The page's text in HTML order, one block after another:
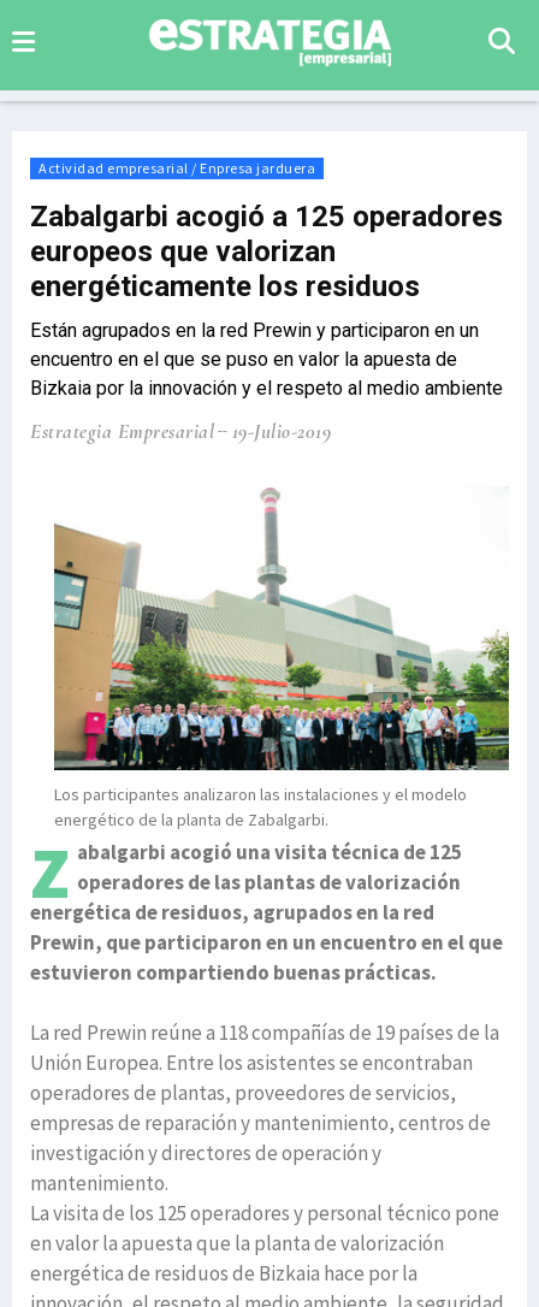
Actividad empresarial / Enpresa jarduera
Zabalgarbi acogió a 125 operadores
europeos que valorizan
energéticamente los residuos
Están agrupados en la red Prewin y participaron en un
encuentro en el que se puso en valor la apuesta de
Bizkaia por la innovación y el respeto al medio ambiente
Estrategia Empresarial 19-Julio-2019
Los participantes analizaron las instalaciones y el modelo
energético de la planta de Zabalgarbi.
Z abalgarbi acogió una visita técnica de 125
operadores de las plantas de valorización
energética de residuos, agrupados en la red
Prewin, que participaron en un encuentro en el que
estuvieron compartiendo buenas prácticas.
La red Prewin reúne a 118 compañías de 19 países de la
Unión Europea. Entre los asistentes se encontraban
operadores de plantas, proveedores de servicios,
empresas de reparación y mantenimiento, centros de
investigación y directores de operación y
mantenimiento.
La visita de los 125 operadores y personal técnico pone
en valor la apuesta que la planta de valorización
energética de residuos de Bizkaia hace por la